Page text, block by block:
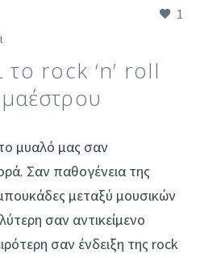
1
το rock ‘n’ roll
μυαλό μας σαν
Σαν παθογένεια της
μεταξύ μουσικών
σαν αντικείμενο
σαν ένδειξη της rock